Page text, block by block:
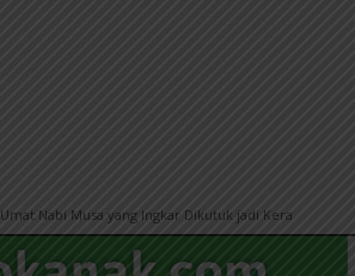
Umat Nabi Musa yang Ingkar Dikutuk jadi Kera